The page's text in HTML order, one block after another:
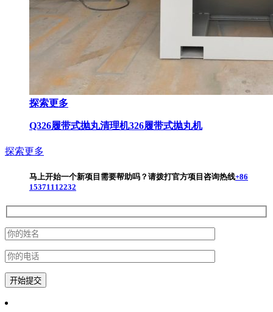
探索更多
Q326履带式抛丸清理机326履带式抛丸机
探索更多
马上开始一个新项目 需要帮助吗？请拨打官方项目咨询热线+86
15371112232